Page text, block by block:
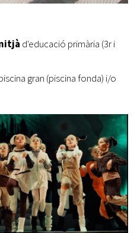
d'educació primària (3r i
gran (piscina fonda) i/o